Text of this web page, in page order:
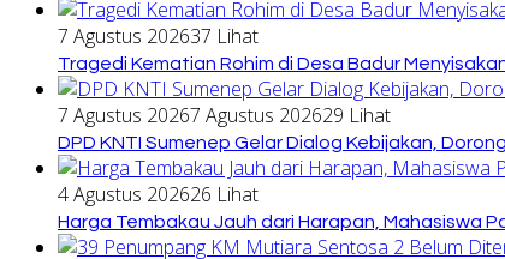
7 Agustus 202637 Lihat
Tragedi Kematian Rohim di Desa Badur
7 Agustus 20267 Agustus 202629 Lihat
DPD KNTI Sumenep Gelar Dialog Kebijakan,
4 Agustus 202626 Lihat
Harga Tembakau Jauh dari Harapan, Mahasiswa